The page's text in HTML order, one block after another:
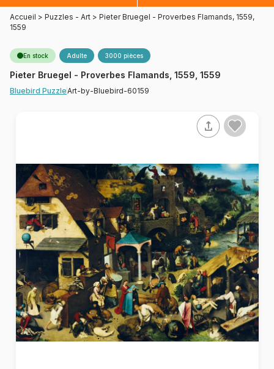
Accueil > Puzzles - Art > Pieter Bruegel - Proverbes Flamands, 1559,
1559
En stock Adulte 3000 pièces
Pieter Bruegel - Proverbes Flamands, 1559, 1559
Bluebird Puzzle Art-by-Bluebird-60159